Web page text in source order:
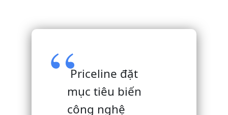
Priceline đặt
mục tiêu biến
công nghệ